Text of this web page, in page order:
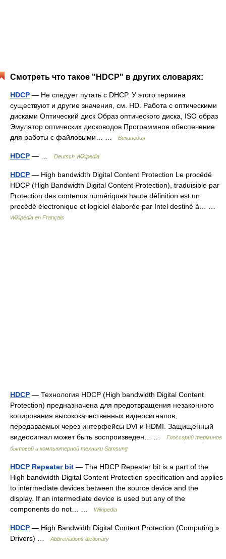
Смотреть что такое "HDCP" в других словарях:
HDCP — Не следует путать с DHCP. У этого термина
существуют и другие значения, см. HD. Работа с оптическими
дисками Оптический диск Образ оптического диска, ISO образ
Эмулятор оптических дисководов Программное обеспечение
для работы с файловыми… …
Википедия
HDCP — … Deutsch Wikipedia
HDCP — High bandwidth Digital Content Protection Le procédé
HDCP (High Bandwidth Digital Content Protection), traduisible par
Protection des contenus numériques haute définition est un
procédé électronique et logiciel élaborée par Intel destiné à… …
Wikipédia en Français
HDCP — Технология HDCP (High bandwidth Digital Content
Protection) предназначена для предотвращения незаконного
копирования высококачественных видеосигналов,
передаваемых через интерфейсы DVI и HDMI. Защищенный
видеосигнал может быть воспроизведен… …
Глоссарий терминов
бытовой и компьютерной техники Samsung
HDCP Repeater bit — The HDCP Repeater bit is a part of the
High bandwidth Digital Content Protection specification and applies
to intermediate devices between the source device and the
display. If an intermediate device is used but any of the
components do not… …
Wikipedia
HDCP — High Bandwidth Digital Content Protection (Computing »
Drivers) …
Abbreviations dictionary